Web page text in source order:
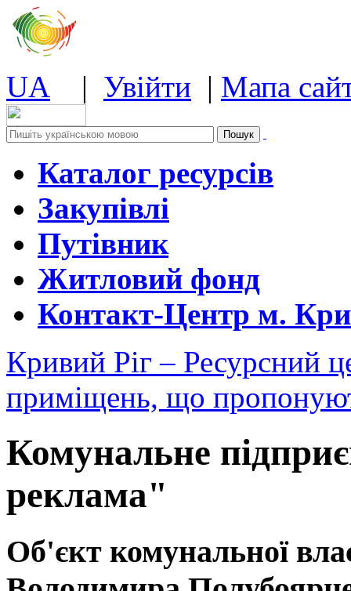
UA | Увійти | Мапа
Каталог ресурсів
Закупівлі
Путівник
Житловий фонд
Контакт-Центр м.
Кривий Ріг – Ресурсний
приміщень, що
Комунальне
реклама"
Об'єкт комунальної